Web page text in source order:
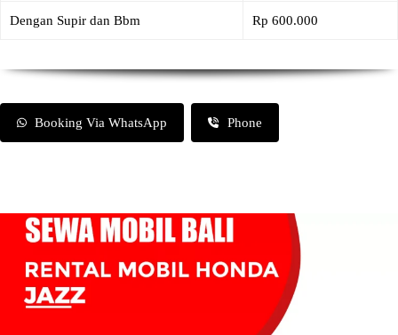
Dengan Supir dan Bbm Rp 600.000
Booking Via WhatsApp Phone